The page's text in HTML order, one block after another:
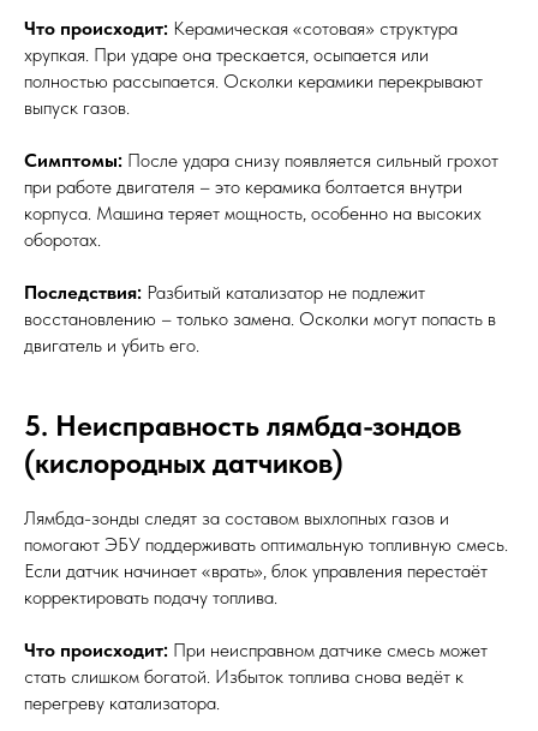
Что происходит: Керамическая «сотовая» структура
хрупкая. При ударе она трескается, осыпается или
полностью рассыпается. Осколки керамики перекрывают
выпуск газов.
Симптомы: После удара снизу появляется сильный грохот
при работе двигателя – это керамика болтается внутри
корпуса. Машина теряет мощность, особенно на высоких
оборотах.
Последствия: Разбитый катализатор не подлежит
восстановлению – только замена. Осколки могут попасть в
двигатель и убить его.
5. Неисправность лямбда-зондов
(кислородных датчиков)
Лямбда-зонды следят за составом выхлопных газов и
помогают ЭБУ поддерживать оптимальную топливную смесь.
Если датчик начинает «врать», блок управления перестаёт
корректировать подачу топлива.
Что происходит: При неисправном датчике смесь может
стать слишком богатой. Избыток топлива снова ведёт к
перегреву катализатора.